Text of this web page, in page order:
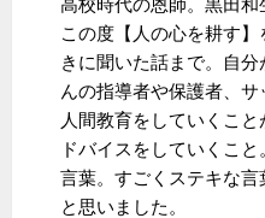
高校時代の恩師。黒田和
この度【人の心を耕す
きに聞いた話まで。自
んの指導者や保護者、
人間教育をしていくこ
ドバイスをしていくこ
言葉。すごくステキな
と思いました。